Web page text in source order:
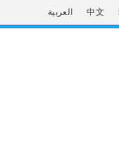
العربية 中文